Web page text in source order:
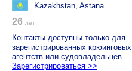
Kazakhstan, Astana
26 лет
Контакты доступны только для
зарегистрированных крюинговых
агентств или судовладельцев.
Зарегистрироваться >>